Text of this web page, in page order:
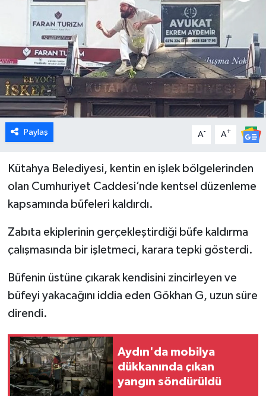
Paylaş A- A+
Kütahya Belediyesi, kentin en işlek bölgelerinden
olan Cumhuriyet Caddesi’nde kentsel düzenleme
kapsamında büfeleri kaldırdı.
Zabıta ekiplerinin gerçekleştirdiği büfe kaldırma
çalışmasında bir işletmeci, karara tepki gösterdi.
Büfenin üstüne çıkarak kendisini zincirleyen ve
büfeyi yakacağını iddia eden Gökhan G, uzun süre
direndi.
Aydın'da mobilya
dükkanında çıkan
yangın söndürüldü
Emet
Foto Galeri
Gediz
Genel
Gündem
Hisarcık
Köşe Yazıları
Kültür Sanat
Magazin
Otomobil
Pazarlar